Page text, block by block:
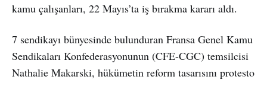
kamu çalışanları, 22 Mayıs’ta iş bırakma kararı aldı.
7 sendikayı bünyesinde bulunduran Fransa Genel Kamu
Sendikaları Konfederasyonunun (CFE-CGC) temsilcisi
Nathalie Makarski, hükümetin reform tasarısını protesto